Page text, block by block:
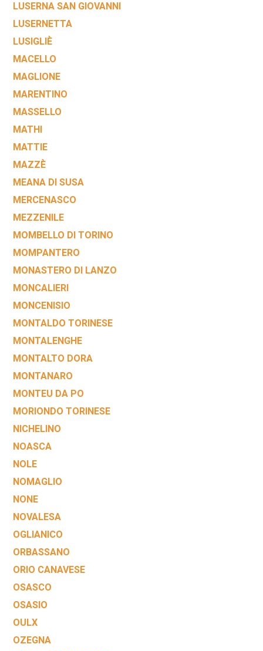
LUSERNA SAN GIOVANNI
LUSERNETTA
LUSIGLIÈ
MACELLO
MAGLIONE
MARENTINO
MASSELLO
MATHI
MATTIE
MAZZÈ
MEANA DI SUSA
MERCENASCO
MEZZENILE
MOMBELLO DI TORINO
MOMPANTERO
MONASTERO DI LANZO
MONCALIERI
MONCENISIO
MONTALDO TORINESE
MONTALENGHE
MONTALTO DORA
MONTANARO
MONTEU DA PO
MORIONDO TORINESE
NICHELINO
NOASCA
NOLE
NOMAGLIO
NONE
NOVALESA
OGLIANICO
ORBASSANO
ORIO CANAVESE
OSASCO
OSASIO
OULX
OZEGNA